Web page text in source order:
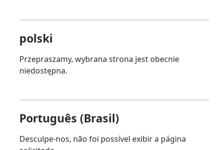
polski
Przepraszamy, wybrana strona jest obecnie
niedostępna.
Português (Brasil)
Desculpe-nos, não foi possível exibir a página